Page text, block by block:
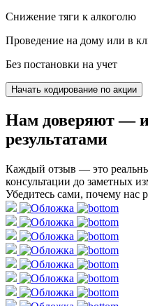
Снижение тяги к алкоголю
Проведение на дому или в
Без постановки на учет
Начать кодирование по акции
Нам доверяют— и
результатами
Каждый отзыв — это
консультации до заметных
Убедитесь сами, почему нас